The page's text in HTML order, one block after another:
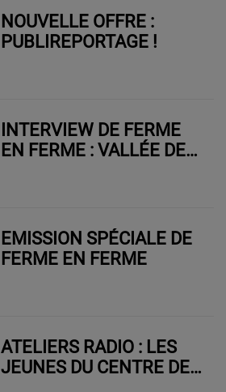
NOUVELLE OFFRE :
PUBLIREPORTAGE !
INTERVIEW DE FERME
EN FERME : VALLÉE DE
EMISSION SPÉCIALE DE
FERME EN FERME
ATELIERS RADIO : LES
JEUNES DU CENTRE DE